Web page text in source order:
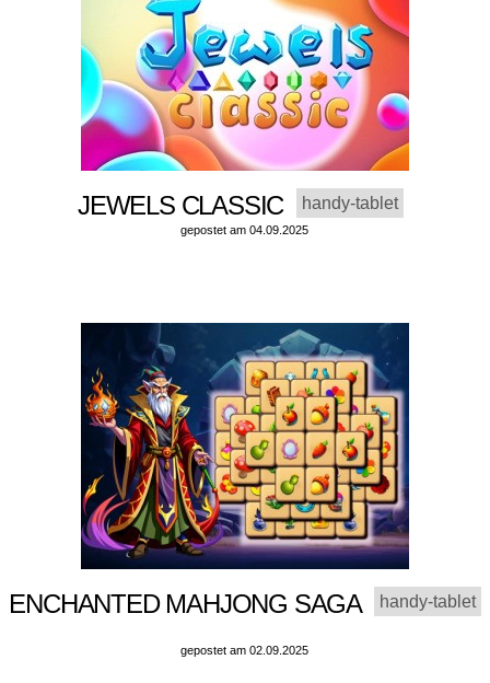
JEWELS CLASSIC handy-tablet
gepostet am 04.09.2025
ENCHANTED MAHJONG SAGA handy-tablet
gepostet am 02.09.2025